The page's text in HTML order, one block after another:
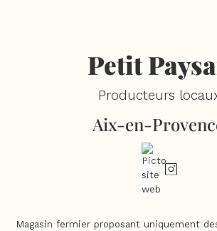
Petit
Producteurs
Aix-en-
Magasin fermier proposant uniquement